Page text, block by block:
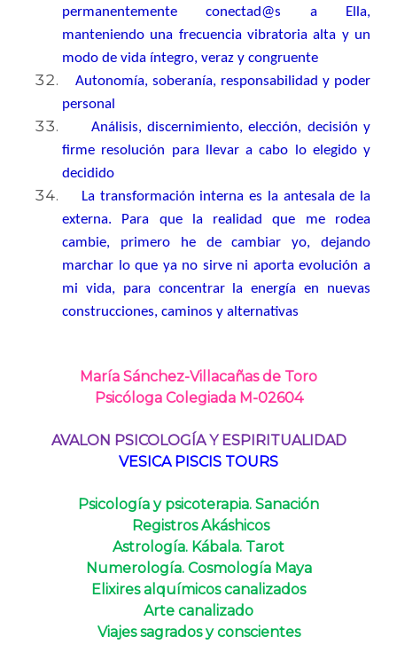
permanentemente conectad@s a Ella,
manteniendo una frecuencia vibratoria alta y un
modo de vida íntegro, veraz y congruente
Autonomía, soberanía, responsabilidad y poder
personal
Análisis, discernimiento, elección, decisión y
firme resolución para llevar a cabo lo elegido y
decidido
La transformación interna es la antesala de la
externa. Para que la realidad que me rodea
cambie, primero he de cambiar yo, dejando
marchar lo que ya no sirve ni aporta evolución a
mi vida, para concentrar la energía en nuevas
construcciones, caminos y alternativas
María Sánchez-Villacañas de Toro
Psicóloga Colegiada M-02604
AVALON PSICOLOGÍA Y ESPIRITUALIDAD
VESICA PISCIS TOURS
Psicología y psicoterapia. Sanación
Registros Akáshicos
Astrología. Kábala. Tarot
Numerología. Cosmología Maya
Elixires alquímicos canalizados
Arte canalizado
Viajes sagrados y conscientes